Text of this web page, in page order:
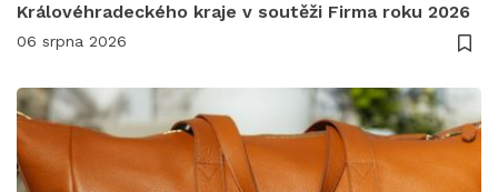
Královéhradeckého kraje v soutěži Firma roku 2026
06 srpna 2026